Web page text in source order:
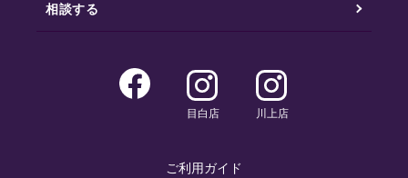
相談する
目白店 川上店
ご利用ガイド